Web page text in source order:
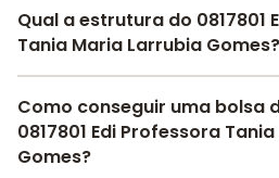
O 0817801 Edi Professora
Gomes é bem avaliado por
A escola recebeu avaliação de
da comunidade,4.6em
desenvolvimento
Qual a estrutura do 0817801
Tania Maria Larrubia Gomes?
O 0817801 Edi Professora
Gomes oferece toda a
conforto e desenvolvimento
Como conseguir uma bolsa
0817801 Edi Professora
Gomes?